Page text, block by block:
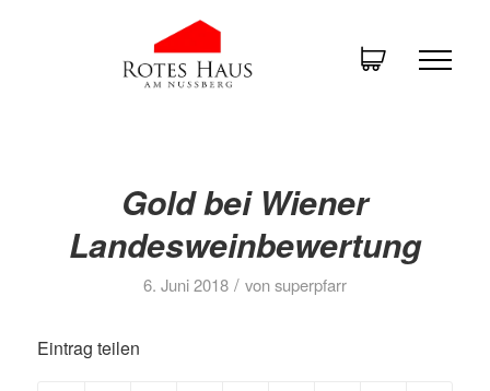
Gold bei Wiener
Landesweinbewertung
6. Juni 2018 / vonsuperpfarr
Eintrag teilen